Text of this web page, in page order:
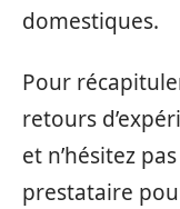
domestiques.
Pour
retours
et n’hésitez
prestataire